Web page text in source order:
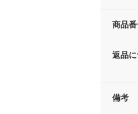
商品
返品
備考